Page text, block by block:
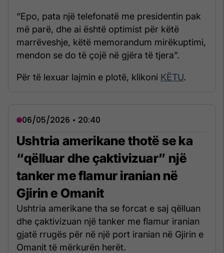
“Epo, pata një telefonatë me presidentin pak
më parë, dhe ai është optimist për këtë
marrëveshje, këtë memorandum mirëkuptimi,
mendon se do të çojë në gjëra të tjera”.
Për të lexuar lajmin e plotë, klikoni KËTU.
06/05/2026 • 20:40
Ushtria amerikane thotë se ka
“qëlluar dhe çaktivizuar” një
tanker me flamur iranian në
Gjirin e Omanit
Ushtria amerikane tha se forcat e saj qëlluan
dhe çaktivizuan një tanker me flamur iranian
gjatë rrugës për në një port iranian në Gjirin e
Omanit të mërkurën herët.